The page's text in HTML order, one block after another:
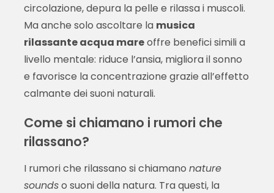
circolazione, depura la pelle e rilassa i muscoli.
Ma anche solo ascoltare la musica
rilassante acqua mareoffre benefici simili a
livello mentale: riduce l’ansia, migliora il sonno
e favorisce la concentrazione grazie all’effetto
calmante dei suoni naturali.
Come si chiamano i rumori che
rilassano?
I rumori che rilassano si chiamano nature
soundso suoni della natura. Tra questi, la